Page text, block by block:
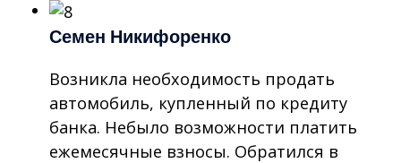
Семен Никифоренко
Возникла необходимость продать
автомобиль, купленный по кредиту
банка. Небыло возможности платить
ежемесячные взносы. Обратился в